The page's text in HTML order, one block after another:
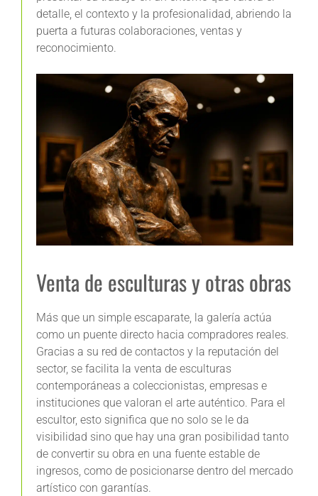
detalle, el contexto y la profesionalidad, abriendo la
puerta a futuras colaboraciones, ventas y
reconocimiento.
Venta de esculturas y otras obras
Más que un simple escaparate, la galería actúa
como un puente directo hacia compradores reales.
Gracias a su red de contactos y la reputación del
sector, se facilita la venta de esculturas
contemporáneas a coleccionistas, empresas e
instituciones que valoran el arte auténtico. Para el
escultor, esto significa que no solo se le da
visibilidad sino que hay una gran posibilidad tanto
de convertir su obra en una fuente estable de
ingresos, como de posicionarse dentro del mercado
artístico con garantías.